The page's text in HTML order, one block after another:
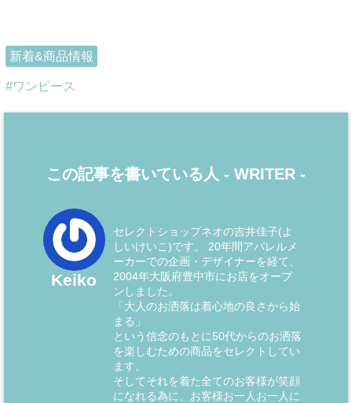
新着&商品情報
ワンピース
この記事を書いている人 - WRITER -
Keiko
セレクトショップネオの吉井佳子(よ
しいけいこ)です。 20年間アパレルメ
ーカーでの企画・デザイナーを経て、
2004年大阪府豊中市にお店をオープ
ンしました。
「大人のお洒落は着心地の良さから始
まる」
という信念のもとに50代からのお洒落
を楽しむための商品をセレクトしてい
ます。
そしてそれを着た全てのお客様が笑顔
になれる為に、お客様お一人お一人に